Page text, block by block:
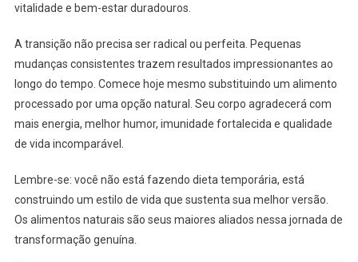
vitalidade e bem-estar duradouros.
A transição não precisa ser radical ou perfeita. Pequenas
mudanças consistentes trazem resultados impressionantes ao
longo do tempo. Comece hoje mesmo substituindo um alimento
processado por uma opção natural. Seu corpo agradecerá com
mais energia, melhor humor, imunidade fortalecida e qualidade
de vida incomparável.
Lembre-se: você não está fazendo dieta temporária, está
construindo um estilo de vida que sustenta sua melhor versão.
Os alimentos naturais são seus maiores aliados nessa jornada de
transformação genuína.